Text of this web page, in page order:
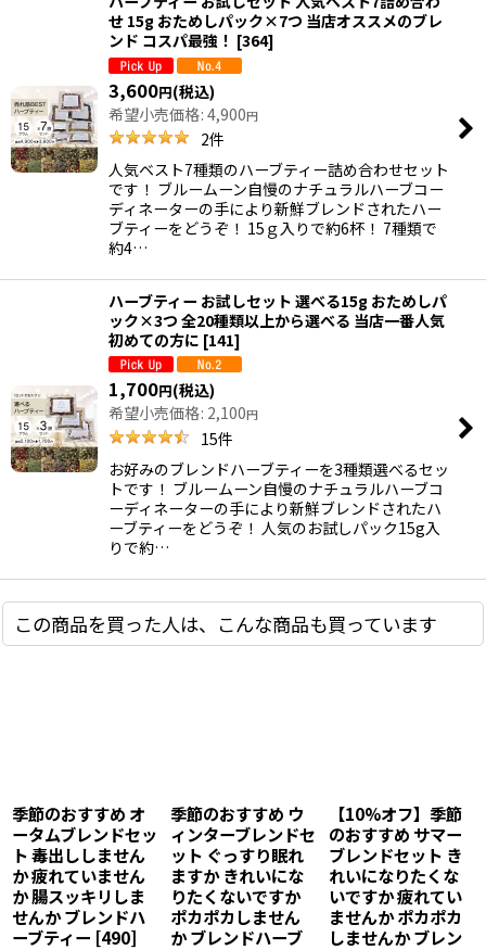
せ 15g おためしパック×7つ 当店オススメのブレ
ンド コスパ最強！ [364]
3,600円(税込)
希望小売価格: 4,900円
2件
人気ベスト7種類のハーブティー詰め合わせセット
です！ ブルームーン自慢のナチュラルハーブコー
ディネーターの手により新鮮ブレンドされたハー
ブティーをどうぞ！ 15ｇ入りで約6杯！ 7種類で
約4…
ハーブティー お試しセット 選べる15g おためしパ
ック×3つ 全20種類以上から選べる 当店一番人気
初めての方に [141]
1,700円(税込)
希望小売価格: 2,100円
15件
お好みのブレンドハーブティーを3種類選べるセッ
トです！ ブルームーン自慢のナチュラルハーブコ
ーディネーターの手により新鮮ブレンドされたハ
ーブティーをどうぞ！ 人気のお試しパック15g入
りで約…
この商品を買った人は、こんな商品も買っています
季節のおすすめ オ
ータムブレンドセッ
ト 毒出ししません
か 疲れていません
か 腸スッキリしま
せんか ブレンドハ
ーブティー [490]
季節のおすすめ ウ
ィンターブレンドセ
ット ぐっすり眠れ
ますか きれいにな
りたくないですか
ポカポカしません
か ブレンドハーブ
【10%オフ】季節
のおすすめ サマー
ブレンドセット き
れいになりたくな
いですか 疲れてい
ませんか ポカポカ
しませんか ブレン